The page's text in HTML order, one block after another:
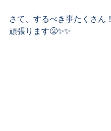
さて、するべき事たくさん！﻿
頑張ります😤✨✨﻿